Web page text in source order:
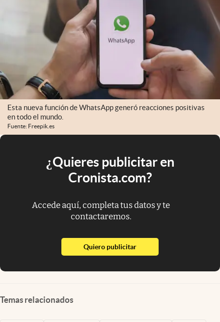
Esta nueva función de WhatsApp generó reacciones positivas
en todo el mundo.
Fuente: Freepik.es
¿Quieres publicitar en
Cronista.com?
Accede aquí, completa tus datos y te
contactaremos.
Quiero publicitarabre en nueva pestaña
Temas relacionados